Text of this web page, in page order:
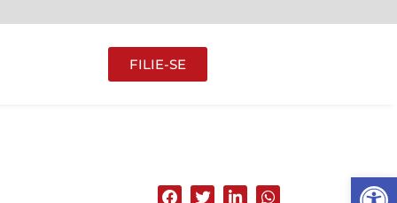
Abrir
FILIE-SE